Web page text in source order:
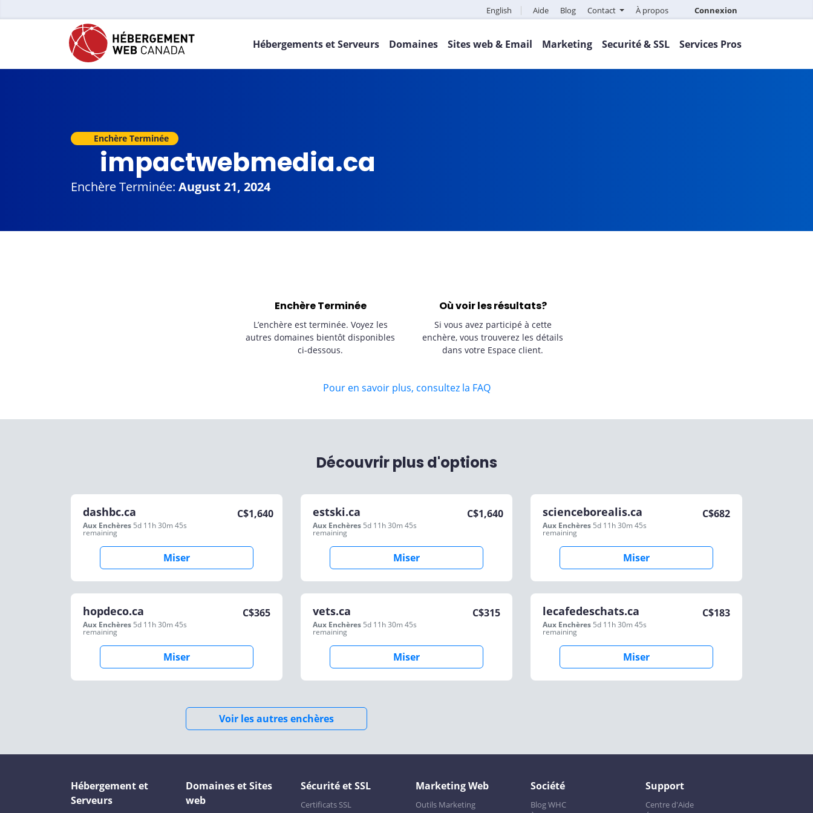
English Aide Blog Contact À propos Connexion
Hébergements et Serveurs Domaines Sites web & Email Marketing Securité & SSL Services Pros
Enchère Terminée
impactwebmedia.ca
Enchère Terminée: August 21, 2024
Enchère Terminée
L’enchère est terminée. Voyez les
autres domaines bientôt disponibles
ci-dessous.
Où voir les résultats?
Si vous avez participé à cette
enchère, vous trouverez les détails
dans votre Espace client.
Pour en savoir plus, consultez la FAQ
Découvrir plus d'options
dashbc.ca
Aux Enchères 5d 11h 30m 45s
remaining
C$1,640
Miser
estski.ca
Aux Enchères 5d 11h 30m 45s
remaining
C$1,640
Miser
scienceborealis.ca
Aux Enchères 5d 11h 30m 45s
remaining
C$682
Miser
hopdeco.ca
Aux Enchères 5d 11h 30m 45s
remaining
C$365
Miser
vets.ca
Aux Enchères 5d 11h 30m 45s
remaining
C$315
Miser
lecafedeschats.ca
Aux Enchères 5d 11h 30m 45s
remaining
C$183
Miser
Voir les autres enchères
Hébergement et
Serveurs
Domaines et Sites
web
Sécurité et SSL
Certificats SSL
Marketing Web
Outils Marketing
Société
Blog WHC
Support
Centre d'Aide